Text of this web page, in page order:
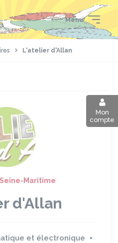
Menu
Mon
compte
L'atelier d'Allan
Maritime
d'Allan
et électronique